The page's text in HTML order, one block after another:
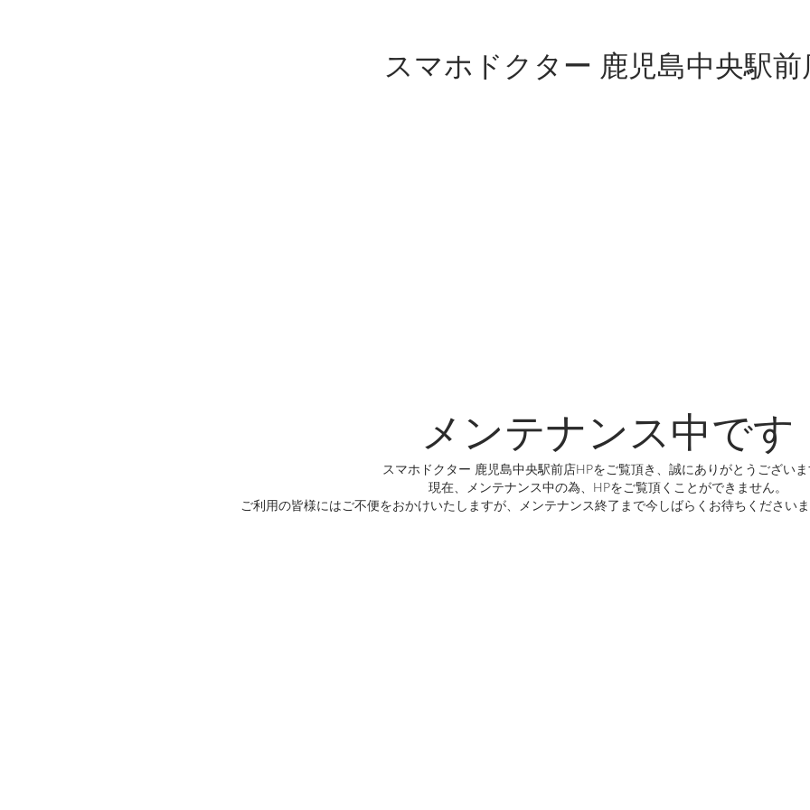
スマホドクター 鹿児島中央駅前
メンテナンス中です
スマホドクター 鹿児島中央駅前店HPをご覧頂き、誠にありがとうござい
現在、メンテナンス中の為、HPをご覧頂くことができません。
ご利用の皆様にはご不便をおかけいたしますが、メンテナンス終了まで今しばらくお待ちください